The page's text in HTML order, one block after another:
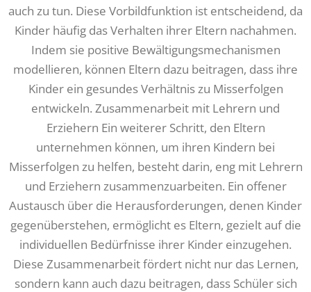
auch zu tun. Diese Vorbildfunktion ist entscheidend, da
Kinder häufig das Verhalten ihrer Eltern nachahmen.
Indem sie positive Bewältigungsmechanismen
modellieren, können Eltern dazu beitragen, dass ihre
Kinder ein gesundes Verhältnis zu Misserfolgen
entwickeln. Zusammenarbeit mit Lehrern und
Erziehern Ein weiterer Schritt, den Eltern
unternehmen können, um ihren Kindern bei
Misserfolgen zu helfen, besteht darin, eng mit Lehrern
und Erziehern zusammenzuarbeiten. Ein offener
Austausch über die Herausforderungen, denen Kinder
gegenüberstehen, ermöglicht es Eltern, gezielt auf die
individuellen Bedürfnisse ihrer Kinder einzugehen.
Diese Zusammenarbeit fördert nicht nur das Lernen,
sondern kann auch dazu beitragen, dass Schüler sich